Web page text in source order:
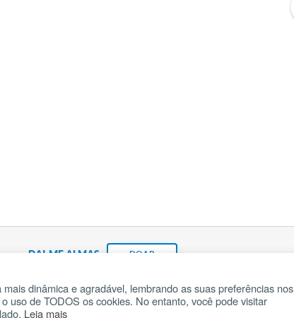
DAI-ME ALMAS DOAR
Fundação João Paulo II Pedido de Oração
dinâmica e agradável, lembrando as suas preferências nos
uso de TODOS os cookies. No entanto, você pode visitar
Leia mais